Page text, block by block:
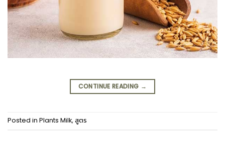
CONTINUE READING →
Posted in Plants Milk, สูตร